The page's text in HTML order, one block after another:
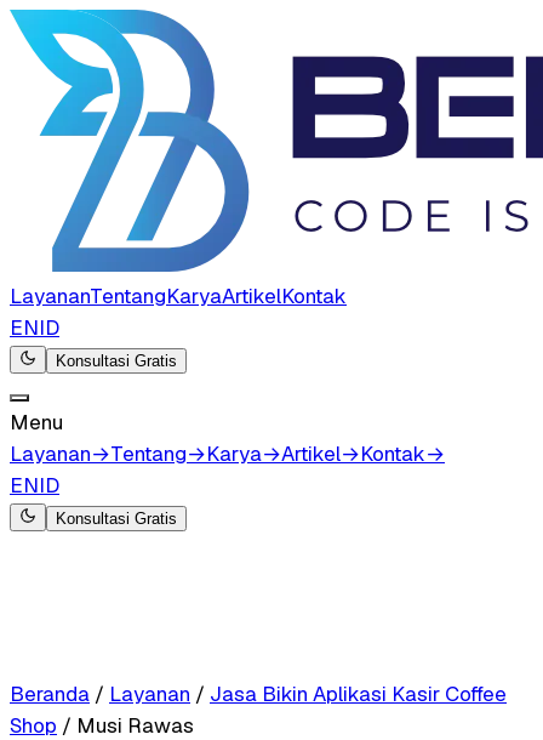
LayananTentangKaryaArtikelKontak
ENID
Konsultasi Gratis
Menu
Layanan→Tentang→Karya→Artikel→Kontak→
ENID
Konsultasi Gratis
Beranda / Layanan / Jasa Bikin Aplikasi Kasir Coffee
Shop / Musi Rawas